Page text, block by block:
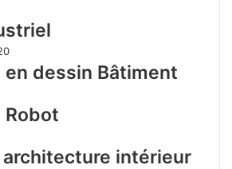
en dessin Bâtiment
Robot
intérieur